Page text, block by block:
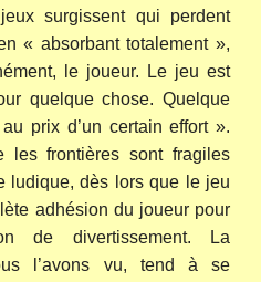
surgissent qui perdent
« absorbant totalement »,
le joueur. Le jeu est
quelque chose. Quelque
prix d’un certain effort ».
les frontières sont fragiles
ludique, dès lors que le jeu
adhésion du joueur pour
de divertissement. La
l’avons vu, tend à se